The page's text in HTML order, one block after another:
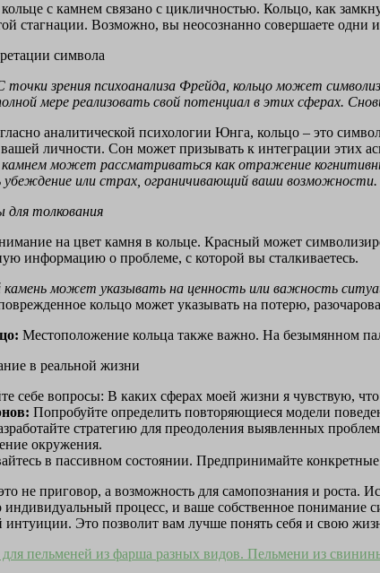
с камнем связано с цикличностью. Кольцо, как
стагнации. Возможно, вы неосознанно совершаете
символа
точки зрения психоанализа Фрейда, кольцо может
мере реализовать свой потенциал в этих сферах.
аналитической психологии Юнга, кольцо – это
личности. Сон может призывать к интеграции этих
камнем может рассматриваться как отражение
или страх, ограничивающий ваши возможности.
для толкования
на цвет камня в кольце. Красный может
информацию о проблеме, с которой вы сталкиваетесь.
камень может указывать на ценность или важность
кольцо может указывать на потерю,
Местоположение кольца также важно. На безымянном
в реальной жизни
себе вопросы: В каких сферах моей жизни я чувствую,
Попробуйте определить повторяющиеся модели
стратегию для преодоления выявленных
окружения.
в пассивном состоянии. Предпринимайте
не приговор, а возможность для самопознания и роста.
индивидуальный процесс, и ваше собственное
интуиции. Это позволит вам лучше понять себя и свою